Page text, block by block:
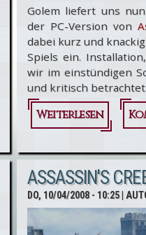
Golem liefert uns
der PC-Version von
dabei kurz und
Spiels ein.
wir im einstündigen
und kritisch
Weiterlesen
über
Creed:
-Test
ASSASSIN'S
DO, 10/04/2008 - 10:25|